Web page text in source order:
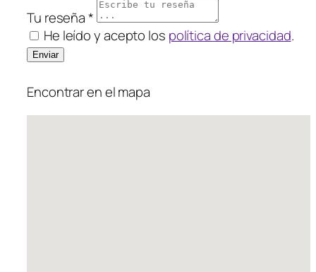
Tu reseña *
He leído y acepto los política de privacidad.
Encontrar en el mapa